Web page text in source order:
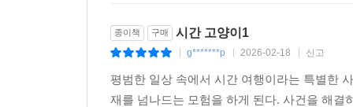
종이책 구매 시간 고양이1
g*******p 2026-02-18 신고
평범한 일상 속에서 시간 여행이라는 특별한
재를 넘나드는 모험을 하게 된다. 사건을 해결